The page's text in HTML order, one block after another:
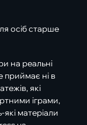
осіб старше
на реальні
приймає ні в
які
іграми,
матеріали